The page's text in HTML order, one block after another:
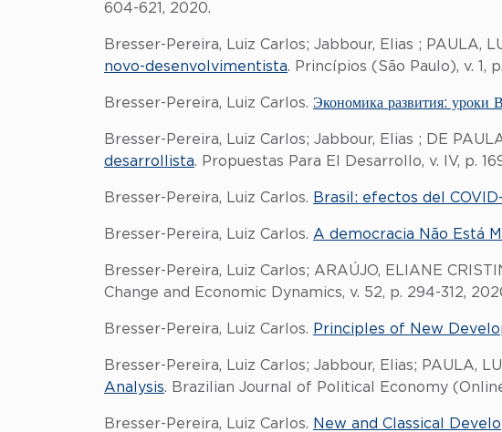
604-621, 2020.
Bresser-Pereira, Luiz Carlos; Jabbour, Elias ; PAULA,
novo-desenvolvimentista. Princípios (São Paulo), v. 1,
Bresser-Pereira, Luiz Carlos. Экономика развития: уроки
Bresser-Pereira, Luiz Carlos; Jabbour, Elias ; DE
desarrollista. Propuestas Para El Desarrollo, v. IV, p.
Bresser-Pereira, Luiz Carlos. Brasil: efectos del
Bresser-Pereira, Luiz Carlos. A democracia Não Está
Bresser-Pereira, Luiz Carlos; ARAÚJO, ELIANE
Change and Economic Dynamics, v. 52, p. 294-312,
Bresser-Pereira, Luiz Carlos. Principles of New
Bresser-Pereira, Luiz Carlos; Jabbour, Elias; PAULA,
Analysis. Brazilian Journal of Political Economy
Bresser-Pereira, Luiz Carlos. New and Classical